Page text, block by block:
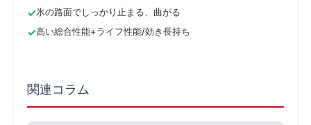
氷の路面でしっかり止まる、曲がる
高い総合性能+ライフ性能/効き長持ち
関連コラム